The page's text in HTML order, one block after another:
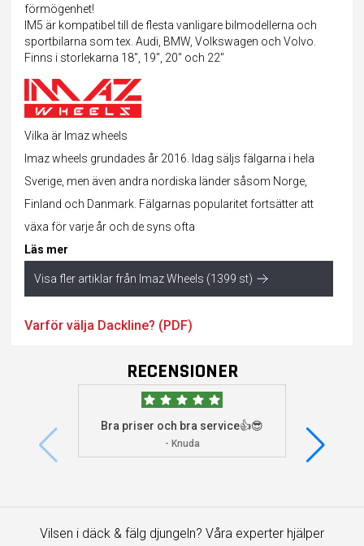
förmögenhet!
IM5 är kompatibel till de flesta vanligare bilmodellerna och
sportbilarna som tex. Audi, BMW, Volkswagen och Volvo.
Finns i storlekarna 18″, 19″, 20″ och 22″
Vilka är Imaz wheels
Imaz wheels grundades år 2016. Idag säljs fälgarna i hela
Sverige, men även andra nordiska länder såsom Norge,
Finland och Danmark. Fälgarnas popularitet fortsätter att
växa för varje år och de syns ofta
Läs mer
Visa fler artiklar från Imaz Wheels (1399 st)
Varför välja Dackline? (PDF)
RECENSIONER
Bra priser och bra service👍😎
- Knuda
Vilsen i däck & fälg djungeln? Våra experter hjälper